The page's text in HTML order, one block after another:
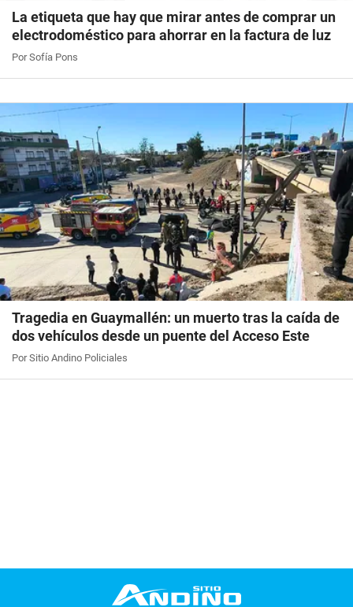
La etiqueta que hay que mirar antes de comprar un
electrodoméstico para ahorrar en la factura de luz
Por Sofía Pons
Tragedia en Guaymallén: un muerto tras la caída de
dos vehículos desde un puente del Acceso Este
Por Sitio Andino Policiales